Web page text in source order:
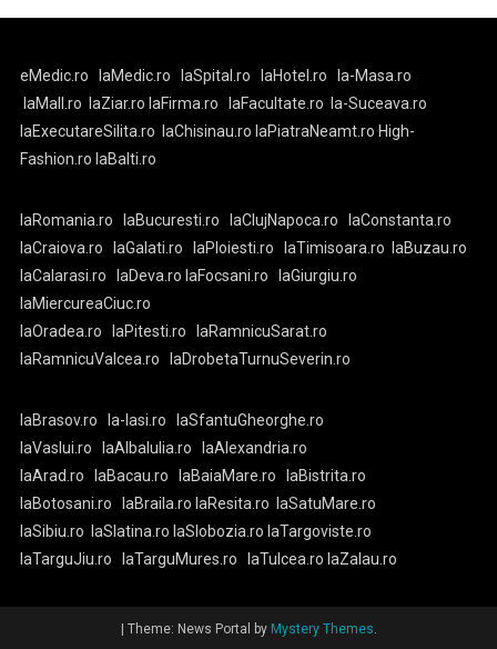
eMedic.ro laMedic.ro laSpital.ro laHotel.ro
la-Masa.ro
laMall.ro laZiar.rolaFirma.ro laFacultate.ro la-Suceava.ro
laExecutareSilita.ro laChisinau.ro laPiatraNeamt.ro High-
Fashion.ro laBalti.ro
laRomania.ro laBucuresti.ro laClujNapoca.ro
laConstanta.ro
laCraiova.ro
laGalati.ro laPloiesti.ro laTimisoara.ro laBuzau.ro
laCalarasi.ro
laDeva.ro laFocsani.ro
laGiurgiu.ro
laMiercureaCiuc.ro
laOradea.ro
laPitesti.ro
laRamnicuSarat.ro
laRamnicuValcea.ro
laDrobetaTurnuSeverin.ro
laBrasov.ro la-Iasi.ro
laSfantuGheorghe.ro
laVaslui.rolaAlbaIulia.ro
laAlexandria.ro
laArad.ro
laBacau.ro laBaiaMare.ro
laBistrita.ro
laBotosani.ro
laBraila.ro laResita.ro laSatuMare.ro
laSibiu.ro laSlatina.ro laSlobozia.ro laTargoviste.ro
laTarguJiu.rolaTarguMures.ro laTulcea.rolaZalau.ro
| Theme: News Portal by Mystery Themes